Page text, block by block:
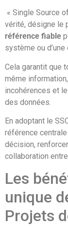
« Single Source
vérité, désigne le
référence fiable
système ou
Cela garantit que
même
incohérences et
des données.
En adoptant le
référence
décision,
collaboration
Les
unique
Projets